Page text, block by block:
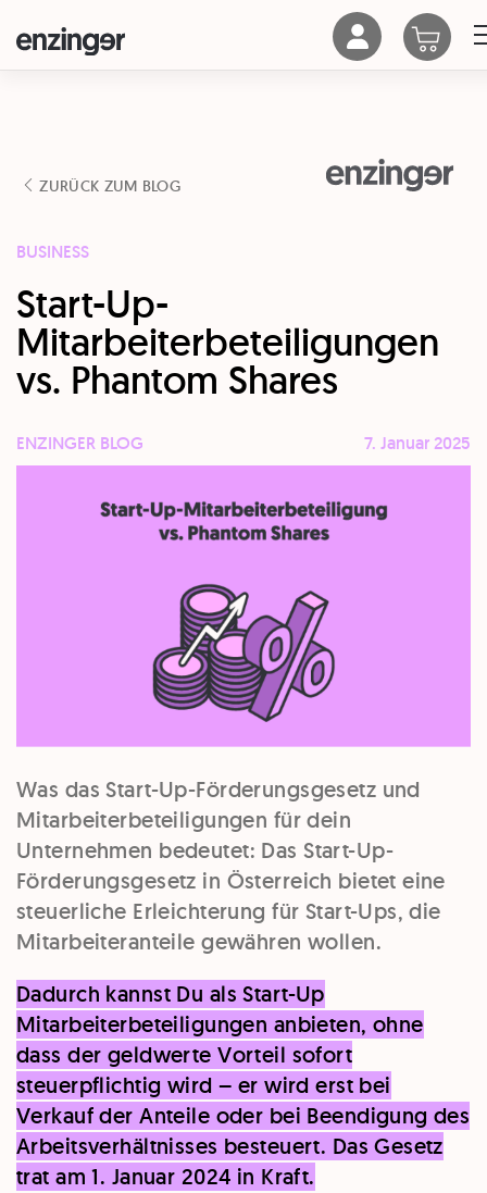
ZURÜCK ZUM BLOG
BUSINESS
Start-Up-
Mitarbeiterbeteiligungen
vs. Phantom Shares
ENZINGER BLOG 7. Januar 2025
Was das Start-Up-Förderungsgesetz und
Mitarbeiterbeteiligungen für dein
Unternehmen bedeutet: Das Start-Up-
Förderungsgesetz in Österreich bietet eine
steuerliche Erleichterung für Start-Ups, die
Mitarbeiteranteile gewähren wollen.
Dadurch kannst Du als Start-Up
Mitarbeiterbeteiligungen anbieten, ohne
dass der geldwerte Vorteil sofort
steuerpflichtig wird – er wird erst bei
Verkauf der Anteile oder bei Beendigung des
Arbeitsverhältnisses besteuert. Das Gesetz
trat am 1. Januar 2024 in Kraft.